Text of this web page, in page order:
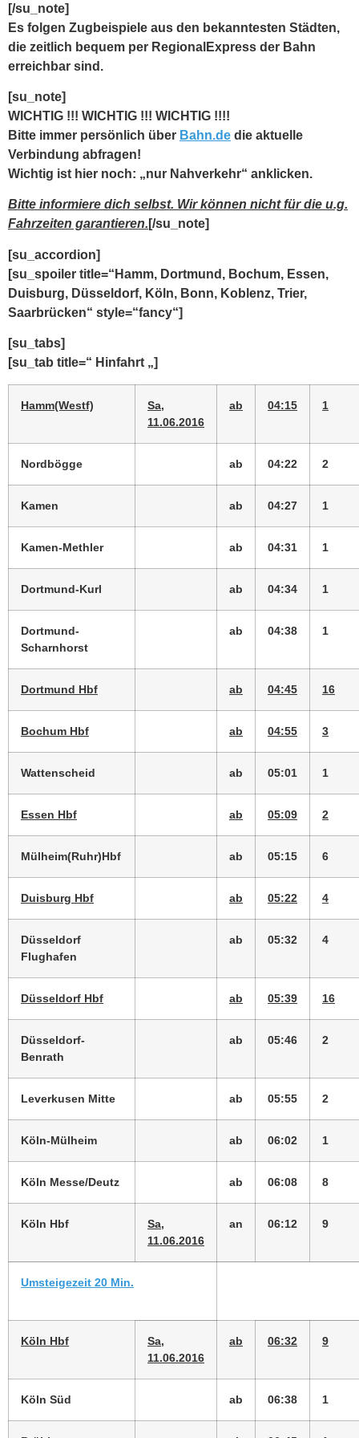
[/su_note]
Es folgen Zugbeispiele aus den bekanntesten Städten,
die zeitlich bequem per RegionalExpress der Bahn
erreichbar sind.
[su_note]
WICHTIG !!! WICHTIG !!! WICHTIG !!!!
Bitte immer persönlich über Bahn.de die aktuelle
Verbindung abfragen!
Wichtig ist hier noch: „nur Nahverkehr“ anklicken.
Bitte informiere dich selbst. Wir können nicht für die u.g.
Fahrzeiten garantieren. [/su_note]
[su_accordion]
[su_spoiler title=“Hamm, Dortmund, Bochum, Essen,
Duisburg, Düsseldorf, Köln, Bonn, Koblenz, Trier,
Saarbrücken“ style=“fancy“]
[su_tabs]
[su_tab title=“ Hinfahrt „]
Hamm(Westf)
Sa,
11.06.2016
ab 04:15 1
Nordbögge ab 04:22 2
Kamen ab 04:27 1
Kamen-Methler ab 04:31 1
Dortmund-Kurl ab 04:34 1
Dortmund-
Scharnhorst
ab 04:38 1
Dortmund Hbf ab 04:45 16
Bochum Hbf ab 04:55 3
Wattenscheid ab 05:01 1
Essen Hbf ab 05:09 2
Mülheim(Ruhr)Hbf ab 05:15 6
Duisburg Hbf ab 05:22 4
Düsseldorf
Flughafen
ab 05:32 4
Düsseldorf Hbf ab 05:39 16
Düsseldorf-
Benrath
ab 05:46 2
Leverkusen Mitte ab 05:55 2
Köln-Mülheim ab 06:02 1
Köln Messe/Deutz ab 06:08 8
Köln Hbf
Sa,
11.06.2016
an 06:12 9
Umsteigezeit 20 Min.
Köln Hbf
Sa,
11.06.2016
ab 06:32 9
Köln Süd ab 06:38 1